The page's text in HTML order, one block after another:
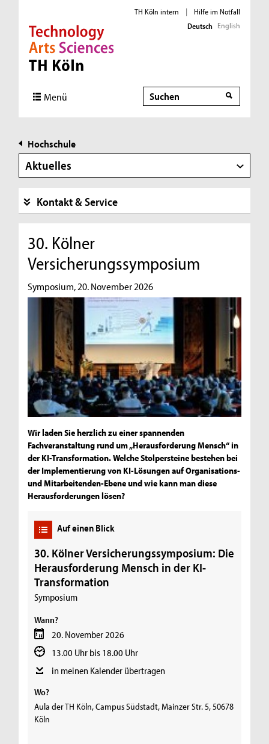
Direkt zur Hauptnavigation
Direkt zur Subnavigation
Direkt zum Inhalt
Direkt zum Fußbereich
TH Köln intern |
Hilfe im Notfall
Deutsch English
Menü Suche
Hochschule
Aktuelles
Kontakt & Service
30. Kölner
Versicherungssymposium
Symposium, 20. November 2026
Wir laden Sie herzlich zu einer spannenden
Fachveranstaltung rund um „Herausforderung Mensch“ in
der KI-Transformation. Welche Stolpersteine bestehen bei
der Implementierung von KI-Lösungen auf Organisations-
und Mitarbeitenden-Ebene und wie kann man diese
Herausforderungen lösen?
Auf einen Blick
30. Kölner Versicherungssymposium: Die
Herausforderung Mensch in der KI-
Transformation
Symposium
Wann?
20. November 2026
13.00 Uhr bis 18.00 Uhr
in meinen Kalender übertragen
Wo?
Aula der TH Köln, Campus Südstadt, Mainzer Str. 5, 50678
Köln